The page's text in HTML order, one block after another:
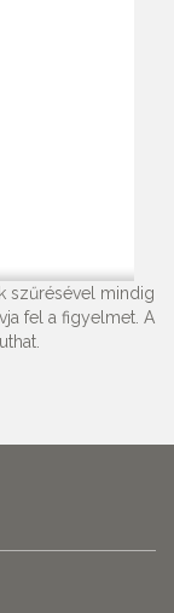
szűrésével mindig
fel a figyelmet. A